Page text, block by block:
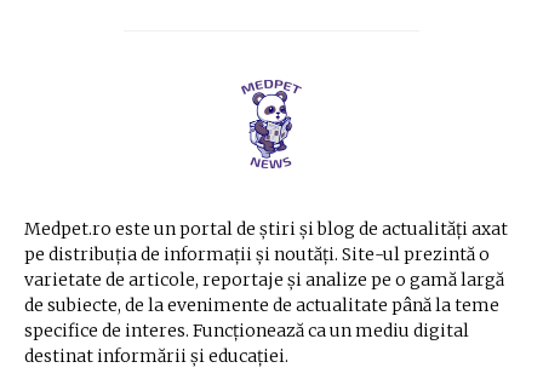
Medpet.ro este un portal de știri și blog de actualități axat
pe distribuția de informații și noutăți. Site-ul prezintă o
varietate de articole, reportaje și analize pe o gamă largă
de subiecte, de la evenimente de actualitate până la teme
specifice de interes. Funcționează ca un mediu digital
destinat informării și educației.